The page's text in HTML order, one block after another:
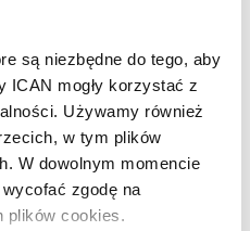
są niezbędne do tego, aby
ICAN mogły korzystać z
Używamy również
w tym plików
W dowolnym momencie
zgodę na
plików cookies.